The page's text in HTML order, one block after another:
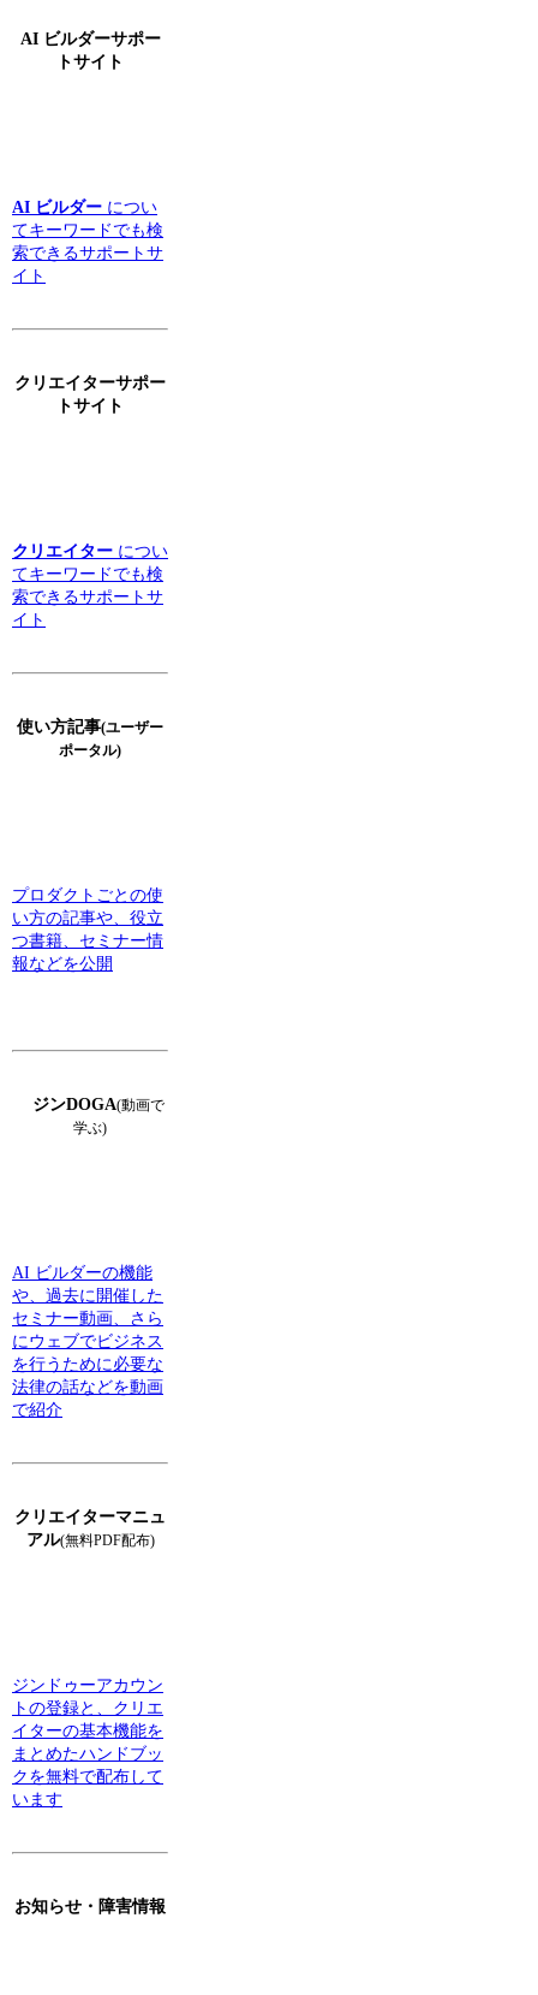
AI ビルダーサポー
トサイト
AI ビルダー につい
てキーワードでも検
索できるサポートサ
イト
クリエイターサポー
トサイト
クリエイター につい
てキーワードでも検
索できるサポートサ
イト
使い方記事(ユーザー
ポータル)
プロダクトごとの使
い方の記事や、役立
つ書籍、セミナー情
報などを公開
ジンDOGA(動画で
学ぶ)
AI ビルダーの機能
や、過去に開催した
セミナー動画、さら
にウェブでビジネス
を行うために必要な
法律の話などを動画
で紹介
クリエイターマニュ
アル(無料PDF配布)
ジンドゥーアカウン
トの登録と、クリエ
イターの基本機能を
まとめたハンドブッ
クを無料で配布して
います
お知らせ・障害情報